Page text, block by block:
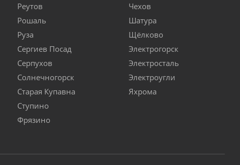
Реутов
Рошаль
Руза
Сергиев Посад
Серпухов
Солнечногорск
Старая Купавна
Ступино
Фрязино
Чехов
Шатура
Щёлково
Электрогорск
Электросталь
Электроугли
Яхрома